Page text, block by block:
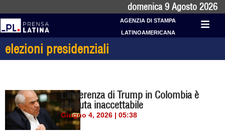
domenica 9 Agosto 2026
AGENZIA DI STAMPA
LATINOAMERICANA
elezioni presidenziali
L’ingerenza di Trump in Colombia è
ritenuta inaccettabile
Giugno 4, 2026 | 05:38